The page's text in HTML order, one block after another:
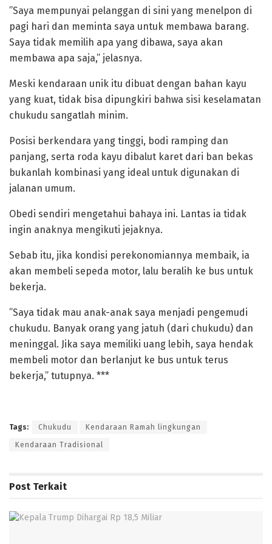
‎”Saya mempunyai pelanggan di sini yang menelpon di
pagi hari dan meminta saya untuk membawa barang.
Saya tidak memilih apa yang dibawa, saya akan
membawa apa saja,” jelasnya.
‎Meski kendaraan unik itu dibuat dengan bahan kayu
yang kuat, tidak bisa dipungkiri bahwa sisi keselamatan
chukudu sangatlah minim.
Posisi berkendara yang tinggi, bodi ramping dan
panjang, serta roda kayu dibalut karet dari ban bekas
bukanlah kombinasi yang ideal untuk digunakan di
jalanan umum.
‎Obedi sendiri mengetahui bahaya ini. Lantas ia tidak
ingin anaknya mengikuti jejaknya.
Sebab itu, jika kondisi perekonomiannya membaik, ia
akan membeli sepeda motor, lalu beralih ke bus untuk
bekerja.
‎”Saya tidak mau anak-anak saya menjadi pengemudi
chukudu. Banyak orang yang jatuh (dari chukudu) dan
meninggal. Jika saya memiliki uang lebih, saya hendak
membeli motor dan berlanjut ke bus untuk terus
bekerja,” tutupnya. ***
Tags: Chukudu Kendaraan Ramah lingkungan
Kendaraan Tradisional
Post Terkait